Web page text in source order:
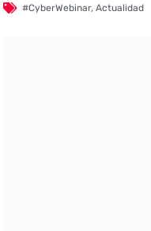
#CyberWebinar,Actualidad